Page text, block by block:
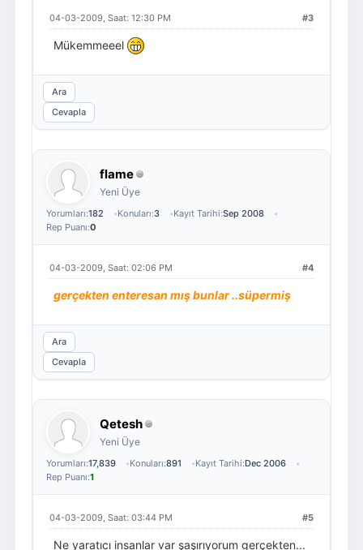
#3
04-03-2009, Saat: 12:30 PM
Mükemmeeel
Ara
Cevapla
flame
Yeni Üye
Yorumları:182 Konuları:3 Kayıt Tarihi:Sep 2008
Rep Puanı:0
#4
04-03-2009, Saat: 02:06 PM
gerçekten enteresan mış bunlar ..süpermiş
Ara
Cevapla
Qetesh
Yeni Üye
Yorumları:17,839 Konuları:891 Kayıt Tarihi:Dec 2006
Rep Puanı:1
#5
04-03-2009, Saat: 03:44 PM
Ne yaratıcı insanlar var şaşırıyorum gerçekten...